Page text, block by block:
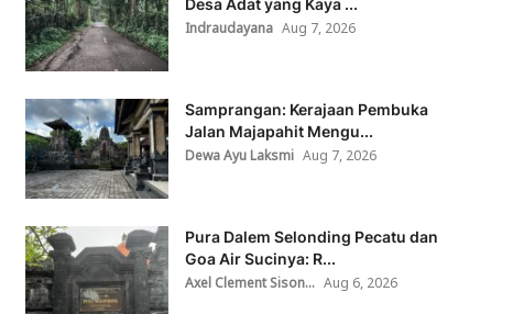
Desa Adat yang Kaya ...
Indraudayana Aug 7, 2026
Samprangan: Kerajaan Pembuka
Jalan Majapahit Mengu...
Dewa Ayu Laksmi Aug 7, 2026
Pura Dalem Selonding Pecatu dan
Goa Air Sucinya: R...
Axel Clement Sison... Aug 6, 2026